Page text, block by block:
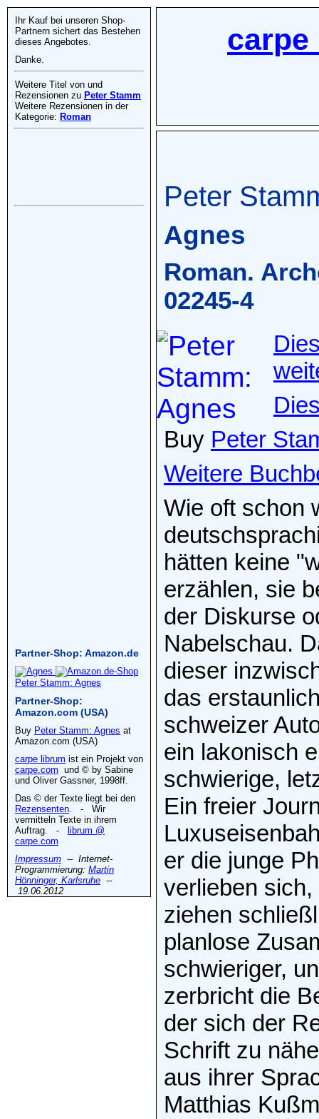
Peter
Agnes
Roman.
02245-4
Buy Peter
Weitere
Wie oft schon
hätten keine
erzählen, sie
der Diskurse
Nabelschau.
dieser
das
schweizer
ein lakonisch
schwierige,
Ein freier
er die junge
verlieben
ziehen
planlose
schwieriger,
zerbricht die
der sich der
Schrift zu
aus ihrer
Matthias
Ihr Kauf bei unseren Shop-
Partnern sichert das Bestehen
dieses Angebotes.
Danke.
Weitere Titel von und
Rezensionen zu Peter Stamm
Weitere Rezensionen in der
Kategorie: Roman
Partner-Shop: Amazon.de
Peter Stamm: Agnes
Partner-Shop:
Amazon.com (USA)
Buy Peter Stamm: Agnes at
Amazon.com (USA)
carpe librum ist ein Projekt von
carpe.com und © by Sabine
und Oliver Gassner, 1998ff.
Das © der Texte liegt bei den
Rezensenten. - Wir
vermitteln Texte in ihrem
Auftrag. -
librum @
carpe.com
Impressum -- Internet-
Programmierung: Martin
Hönninger, Karlsruhe --
19.06.2012